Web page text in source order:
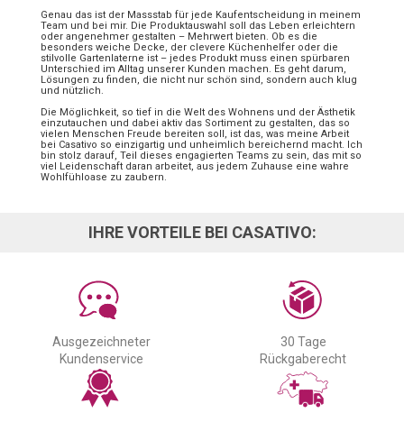
Genau das ist der Massstab für jede Kaufentscheidung in meinem
Team und bei mir. Die Produktauswahl soll das Leben erleichtern
oder angenehmer gestalten – Mehrwert bieten. Ob es die
besonders weiche Decke, der clevere Küchenhelfer oder die
stilvolle Gartenlaterne ist – jedes Produkt muss einen spürbaren
Unterschied im Alltag unserer Kunden machen. Es geht darum,
Lösungen zu finden, die nicht nur schön sind, sondern auch klug
und nützlich.
Die Möglichkeit, so tief in die Welt des Wohnens und der Ästhetik
einzutauchen und dabei aktiv das Sortiment zu gestalten, das so
vielen Menschen Freude bereiten soll, ist das, was meine Arbeit
bei Casativo so einzigartig und unheimlich bereichernd macht. Ich
bin stolz darauf, Teil dieses engagierten Teams zu sein, das mit so
viel Leidenschaft daran arbeitet, aus jedem Zuhause eine wahre
Wohlfühloase zu zaubern.
IHRE VORTEILE BEI CASATIVO:
Ausgezeichneter
Kundenservice
30 Tage
Rückgaberecht